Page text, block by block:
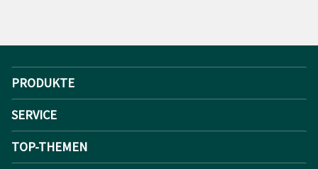
PRODUKTE
SERVICE
TOP-THEMEN